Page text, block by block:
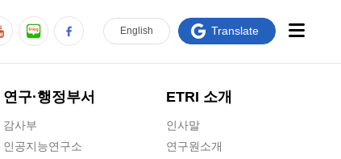
연구·행정부서
감사부
인공지능연구소
ETRI 소개
인사말
연구원소개
English Translate